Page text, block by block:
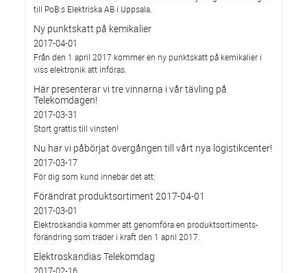
till PoB:s Elektriska AB i Uppsala.
Ny punktskatt på kemikalier
2017-04-01
Från den 1 april 2017 kommer en ny punktskatt på kemikalier i
viss elektronik att införas.
Här presenterar vi tre vinnarna i vår tävling på
Telekomdagen!
2017-03-31
Stort grattis till vinsten!
Nu har vi påbörjat övergången till vårt nya logistikcenter!
2017-03-17
För dig som kund innebär det att:
Förändrat produktsortiment 2017-04-01
2017-03-01
Elektroskandia kommer att genomföra en produktsortiments-
förändring som träder i kraft den 1 april 2017.
Elektroskandias Telekomdag